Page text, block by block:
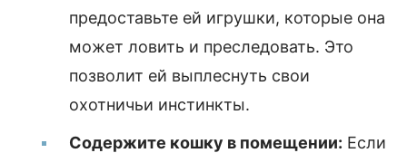
предоставьте ей игрушки, которые она
может ловить и преследовать. Это
позволит ей выплеснуть свои
охотничьи инстинкты.
Содержите кошку в помещении: Если